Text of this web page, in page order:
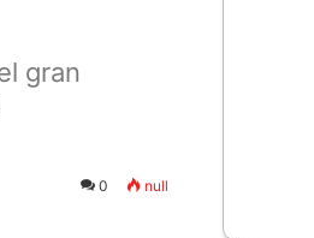
gran
0 null